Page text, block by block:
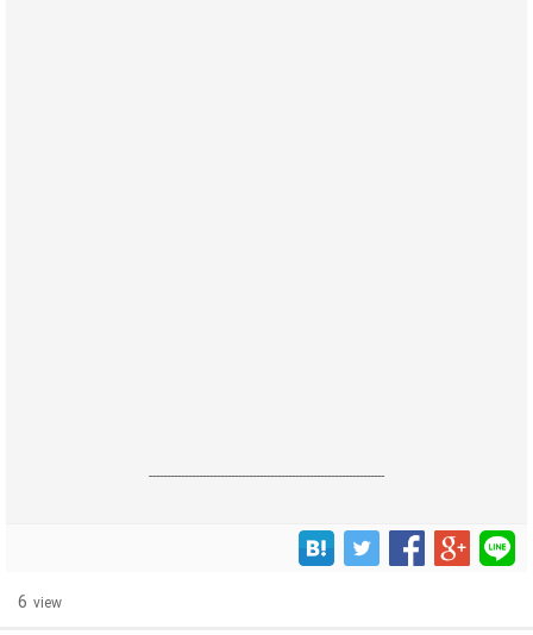
------------------------------------------------------------------
6 view